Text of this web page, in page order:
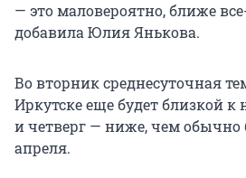
— это маловероятно, ближе
добавила Юлия Янькова.
Во вторник среднесуточная
Иркутске еще будет близкой к
и четверг — ниже, чем обычно
апреля.